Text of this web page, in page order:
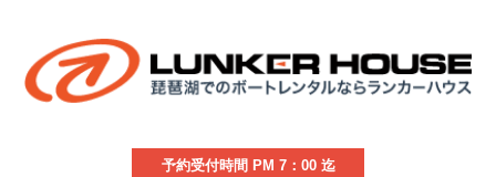
予約受付時間 PM 7：00 迄